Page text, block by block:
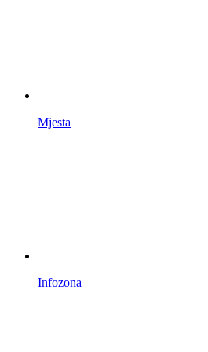
Mjesta
Infozona